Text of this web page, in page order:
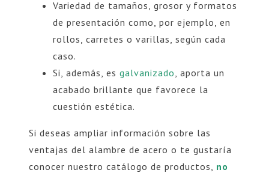
Variedad de tamaños, grosor y formatos
de presentación como, por ejemplo, en
rollos, carretes o varillas, según cada
caso.
Si, además, es galvanizado , aporta un
acabado brillante que favorece la
cuestión estética.
Si deseas ampliar información sobre las
ventajas del alambre de acero o te gustaría
conocer nuestro catálogo de productos, no